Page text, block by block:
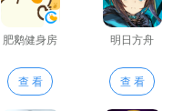
肥鹅健身房
查 看
明日方舟
查 看